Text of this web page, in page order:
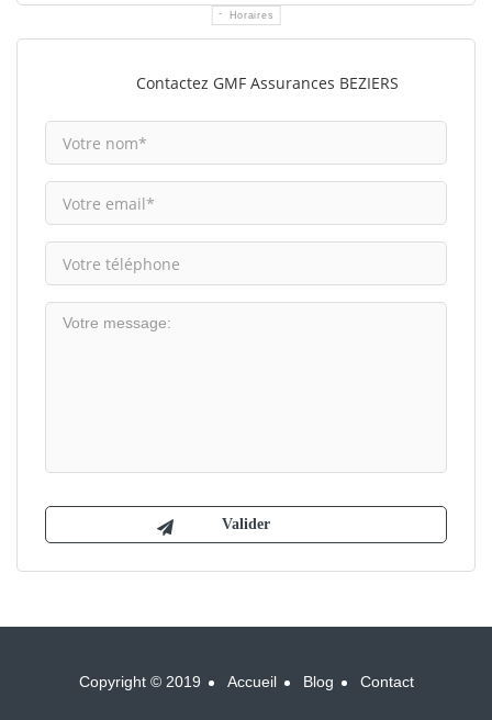
Horaires
Contactez GMF Assurances BEZIERS
Copyright © 2019 Accueil Blog Contact